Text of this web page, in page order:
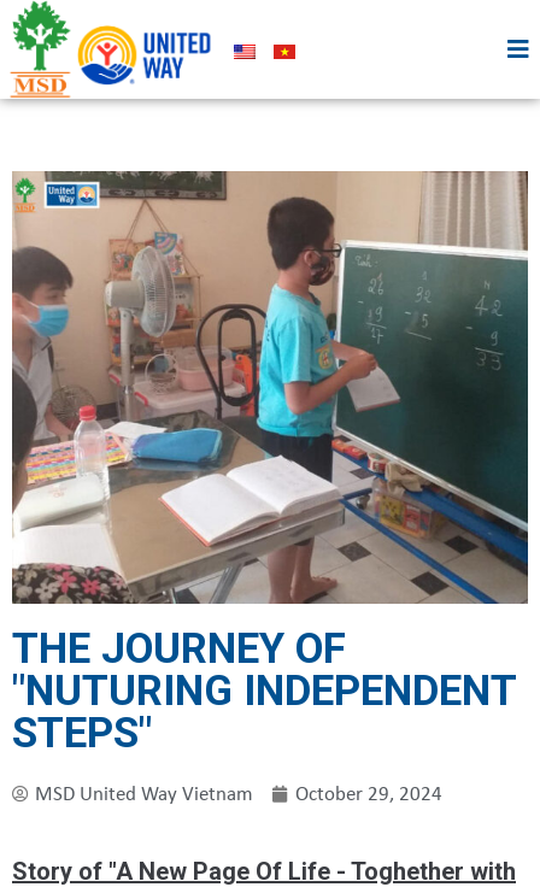
THE JOURNEY OF
"NUTURING INDEPENDENT
STEPS"
MSD United Way Vietnam October 29, 2024
Story of "A New Page Of Life - Toghether with